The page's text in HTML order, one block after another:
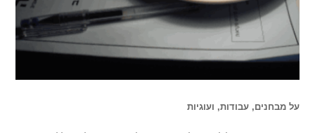
על מבחנים, עבודות, ועוגיות